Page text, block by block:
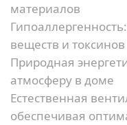
материалов
Гипоаллергенность:
веществ и токсинов
Природная
атмосферу в доме
Естественная
обеспечивая